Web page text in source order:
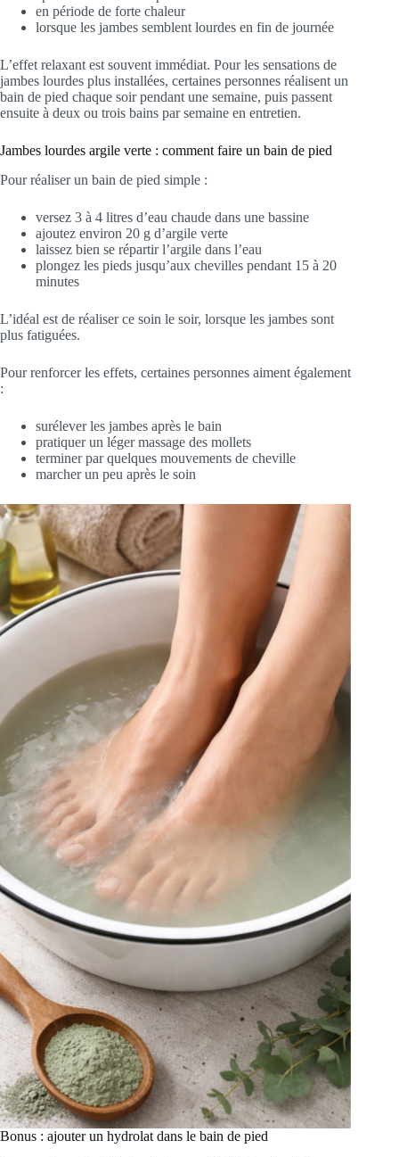
en période de forte chaleur
lorsque les jambes semblent lourdes en fin de journée
L’effet relaxant est souvent immédiat. Pour les sensations de
jambes lourdes plus installées, certaines personnes réalisent un
bain de pied chaque soir pendant une semaine, puis passent
ensuite à deux ou trois bains par semaine en entretien.
Jambes lourdes argile verte : comment faire un bain de pied
Pour réaliser un bain de pied simple :
versez 3 à 4 litres d’eau chaude dans une bassine
ajoutez environ 20 g d’argile verte
laissez bien se répartir l’argile dans l’eau
plongez les pieds jusqu’aux chevilles pendant 15 à 20
minutes
L’idéal est de réaliser ce soin le soir, lorsque les jambes sont
plus fatiguées.
Pour renforcer les effets, certaines personnes aiment également
:
surélever les jambes après le bain
pratiquer un léger massage des mollets
terminer par quelques mouvements de cheville
marcher un peu après le soin
Bonus : ajouter un hydrolat dans le bain de pied